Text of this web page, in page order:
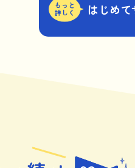
もっと
詳しく はじめて